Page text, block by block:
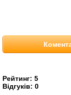
Рейтинг: 5
Відгуків: 0